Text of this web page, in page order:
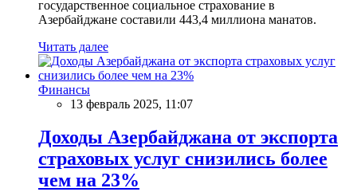
государственное социальное страхование в
Азербайджане составили 443,4 миллиона манатов.
Читать далее
Финансы
13 февраль 2025, 11:07
Доходы Азербайджана от экспорта
страховых услуг снизились более
чем на 23%